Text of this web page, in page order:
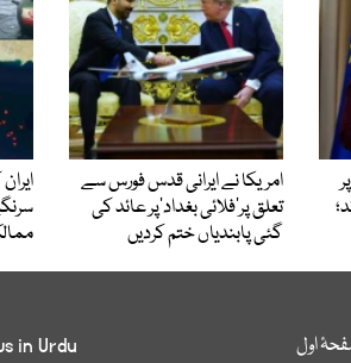
امریکا نے ایرانی قدس فورس سے
تعلق پر’فلائی بغداد‘پر عائد کی
گئی پابندیاں ختم کردیں
اول
in Urdu